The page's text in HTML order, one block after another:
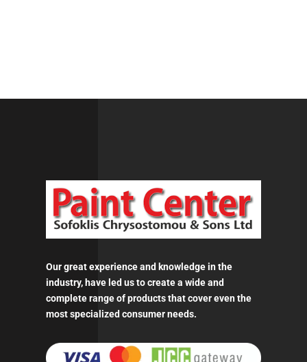
Our great experience and knowledge in the
industry, have led us to create a wide and
complete range of products that cover even the
most specialized consumer needs.